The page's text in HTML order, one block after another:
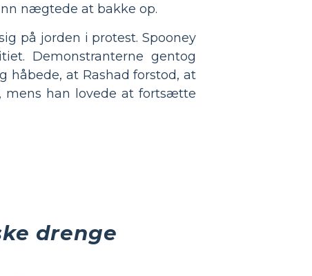
nægtede at bakke op.
på jorden i protest. Spooney
Demonstranterne gentog
håbede, at Rashad forstod, at
mens han lovede at fortsætte
drenge